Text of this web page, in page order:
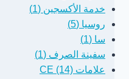
خدمة الأكسجين (1)
روسيا (5)
سا (1)
سفينة الصرف (1)
علامات CE (14)